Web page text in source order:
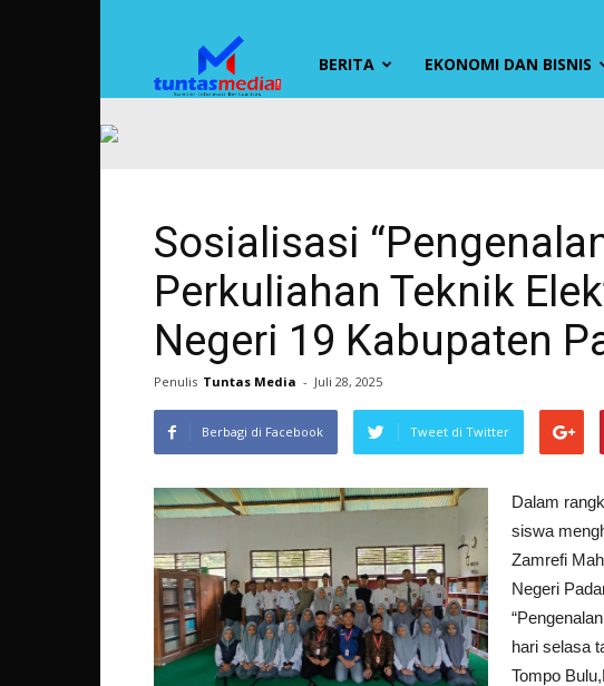
TUNTAS
BERITA EKONOMI DAN BISNIS
Sosialisasi
Perkuliahan Teknik
Negeri 19 Kabupaten
Penulis Tuntas Media - Juli 28, 2025
Berbagi di Facebook Tweet di Twitter
Dalam
siswa
Zamrefi
Negeri
hari selasa
Tompo